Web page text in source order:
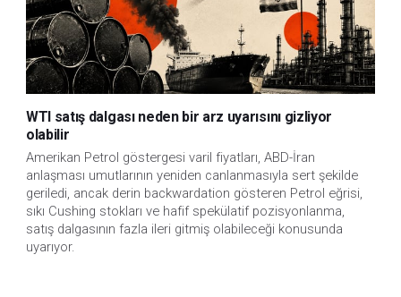
WTI satış dalgası neden bir arz uyarısını gizliyor
olabilir
Amerikan Petrol göstergesi varil fiyatları, ABD-İran
anlaşması umutlarının yeniden canlanmasıyla sert şekilde
geriledi, ancak derin backwardation gösteren Petrol eğrisi,
sıkı Cushing stokları ve hafif spekülatif pozisyonlanma,
satış dalgasının fazla ileri gitmiş olabileceği konusunda
uyarıyor.